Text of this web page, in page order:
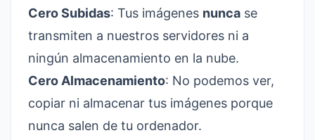
Cero Subidas: Tus imágenes nunca se
transmiten a nuestros servidores ni a
ningún almacenamiento en la nube.
Cero Almacenamiento: No podemos ver,
copiar ni almacenar tus imágenes porque
nunca salen de tu ordenador.